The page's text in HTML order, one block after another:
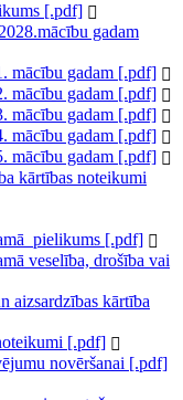
[.pdf]
gadam
mācību gadam [.pdf]
mācību gadam [.pdf]
mācību gadam [.pdf]
mācību gadam [.pdf]
mācību gadam [.pdf]
kārtības noteikumi
[.pdf]
veselība, drošība vai
aizsardzības kārtība
[.pdf]
novēršanai [.pdf]